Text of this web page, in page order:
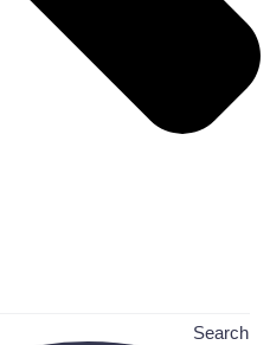
Search